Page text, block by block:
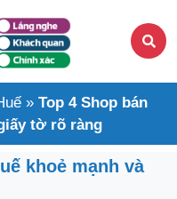
» Top 4 Shop bán
tờ rõ ràng
khoẻ mạnh và